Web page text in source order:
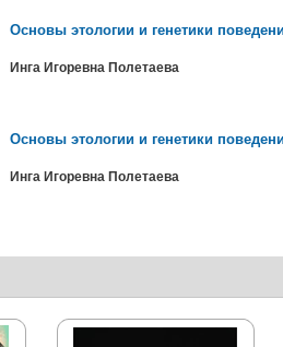
Основы этологии и генетики
Инга Игоревна Полетаева
Основы этологии и генетики
Инга Игоревна Полетаева